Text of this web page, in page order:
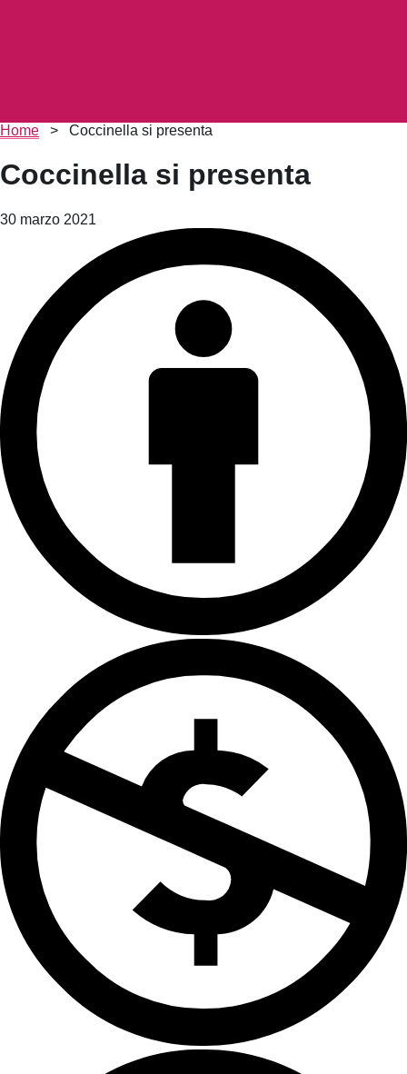
Briciole
pane
Home > Coccinella si presenta
Coccinella si presenta
30 marzo 2021